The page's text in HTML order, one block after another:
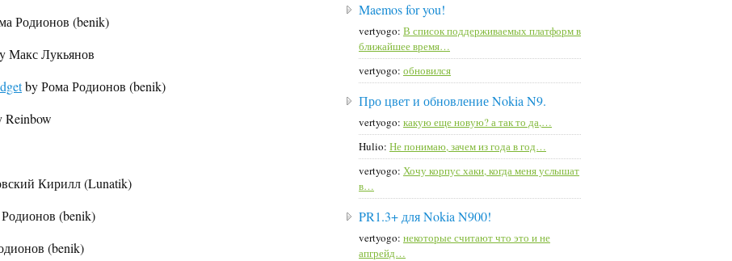
Родионов (benik)
Макс Лукьянов
by Рома Родионов (benik)
Кирилл (Lunatik)
(benik)
(benik)
Maemos for you!
vertyogo: В список поддерживаемых платформ в
ближайшее время…
vertyogo: обновился
Про цвет и обновление Nokia N9.
vertyogo: какую еще новую? а так то да,…
Hulio: Не понимаю, зачем из года в год…
vertyogo: Хочу корпус хаки, когда меня услышат
в…
PR1.3+ для Nokia N900!
vertyogo: некоторые считают что это и не
апгрейд…